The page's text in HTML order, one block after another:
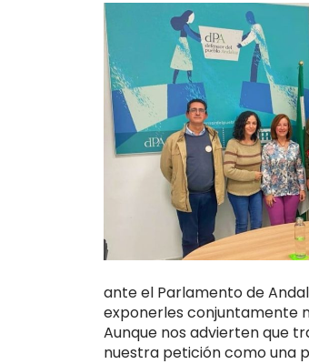
ante el Parlamento de
exponerles conjuntamente
Aunque nos advierten que
nuestra petición como una